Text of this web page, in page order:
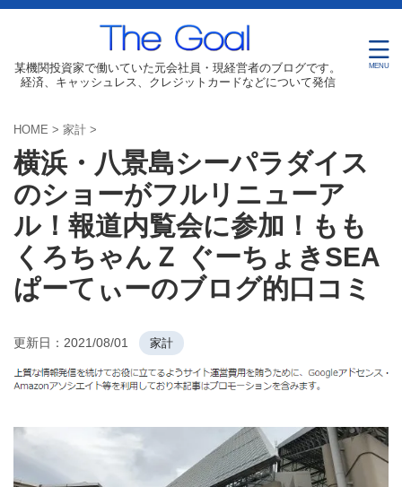
某機関投資家で働いていた元会社員・現経営者のブログです。
経済、キャッシュレス、クレジットカードなどについて発信
HOME > 家計 >
横浜・八景島シーパラダイス
のショーがフルリニューア
ル！報道内覧会に参加！もも
くろちゃんＺ ぐーちょきSEA
ぱーてぃーのブログ的口コミ
更新日： 2021/08/01 家計